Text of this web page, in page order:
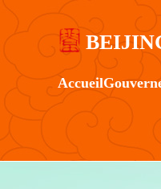
Accueil